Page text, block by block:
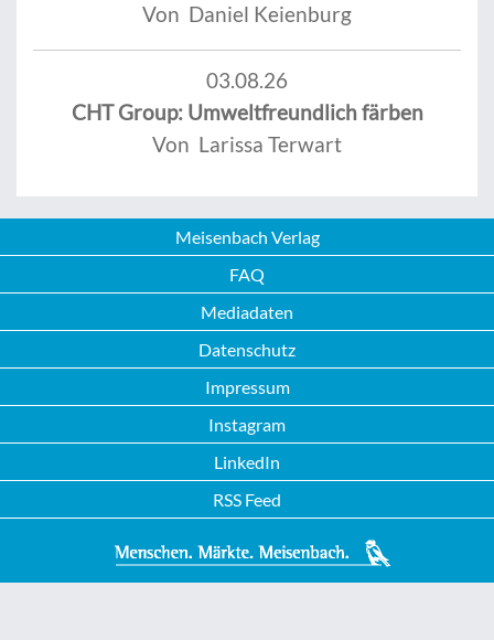
Von Daniel Keienburg
03.08.26
CHT Group: Umweltfreundlich färben
Von Larissa Terwart
Meisenbach Verlag
FAQ
Mediadaten
Datenschutz
Impressum
Instagram
LinkedIn
RSS Feed